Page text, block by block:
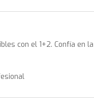
con el 1+2. Confía en la